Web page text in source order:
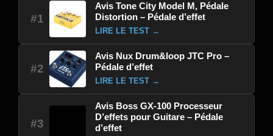
#1
Avis Tone City Model M, Pédale
Distortion – Pédale d’effet
LIRE LE TEST →
#2
Avis Nux Drum&loop JTC Pro –
Pédale d’effet
LIRE LE TEST →
#3
Avis Boss GX-100 Processeur
D’effets pour Guitare – Pédale
d’effet